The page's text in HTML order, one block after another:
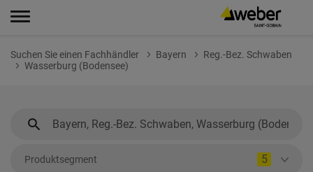
Suchen Sie einen Fachhändler Bayern
Reg.-Bez. Schwaben
Wasserburg (Bodensee)
Produktsegment 5